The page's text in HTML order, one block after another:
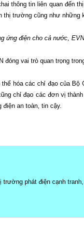
thông tin liên quan đến
trường cũng như
ứng điện cho cả nước,
đóng vai trò quan trọng
hóa các chỉ đạo của
chỉ đạo các đơn vị
an toàn, tin cậy.
trường phát điện cạnh